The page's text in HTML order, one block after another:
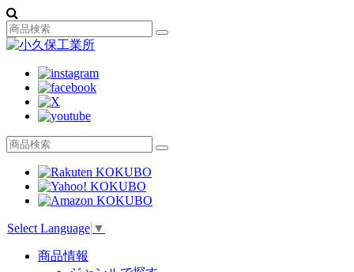
Select Language ▼
商品情報